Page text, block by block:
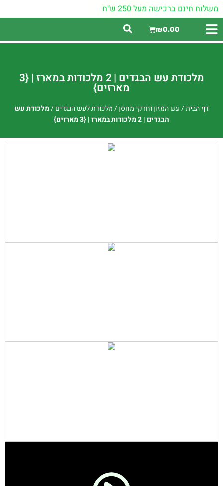
משלוח חינם ברכישה מעל 250 ש"ח
₪0.00
מלכודת עש הבגדים | 2 מלכודות במארז | {3
מארזים}
דף הבית/עש המזון וחרקי מחסן/מלכודת לעש הבגדים/מלכודת עש
הבגדים | 2 מלכודות במארז | {3 מארזים}